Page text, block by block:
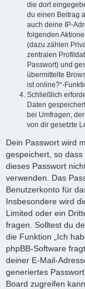
die dort
du einen Beitrag
auch deine IP-
folgenden
(dazu zählen
zentralen
Passwort) und
übermittelte
ist online?“-
Schließlich
Daten
bei Umfragen,
von dir gesetzte
Dein Passwort wird
gespeichert, so dass
dieses Passwort
verwenden. Das
Benutzerkonto für
Insbesondere wird
Limited oder ein
fragen. Solltest du
die Funktion „Ich
phpBB-Software
deiner E-Mail-
generiertes
Board zugreifen